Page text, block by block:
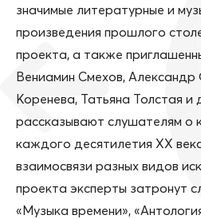
значимые литературные и
произведения прошлого
проекта, а также
Вениамин Смехов, Александр
Коренева, Татьяна Толстая
рассказывают слушателям о
каждого десятилетия ХХ
взаимосвязи разных видов
проекта эксперты затронут
«Музыка времени»,